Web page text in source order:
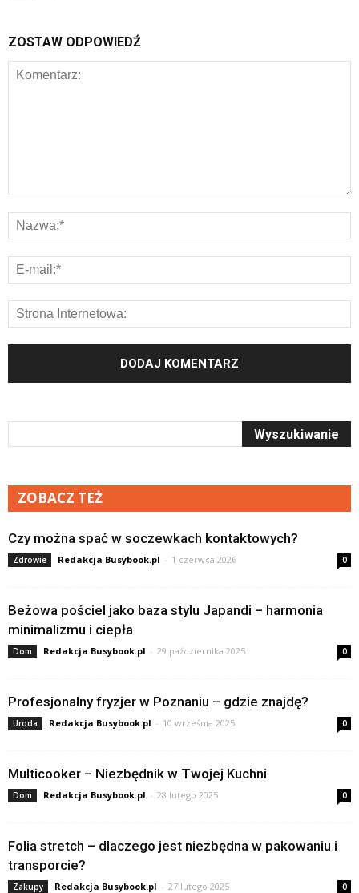
ZOSTAW ODPOWIEDŹ
ZOBACZ TEŻ
Czy można spać w soczewkach kontaktowych?
Zdrowie Redakcja Busybook.pl - 1 czerwca 2026 0
Beżowa pościel jako baza stylu Japandi – harmonia
minimalizmu i ciepła
Dom Redakcja Busybook.pl - 29 października 2025 0
Profesjonalny fryzjer w Poznaniu – gdzie znajdę?
Uroda Redakcja Busybook.pl - 10 września 2025 0
Multicooker – Niezbędnik w Twojej Kuchni
Dom Redakcja Busybook.pl - 28 lutego 2025 0
Folia stretch – dlaczego jest niezbędna w pakowaniu i
transporcie?
Zakupy Redakcja Busybook.pl - 27 lutego 2025 0